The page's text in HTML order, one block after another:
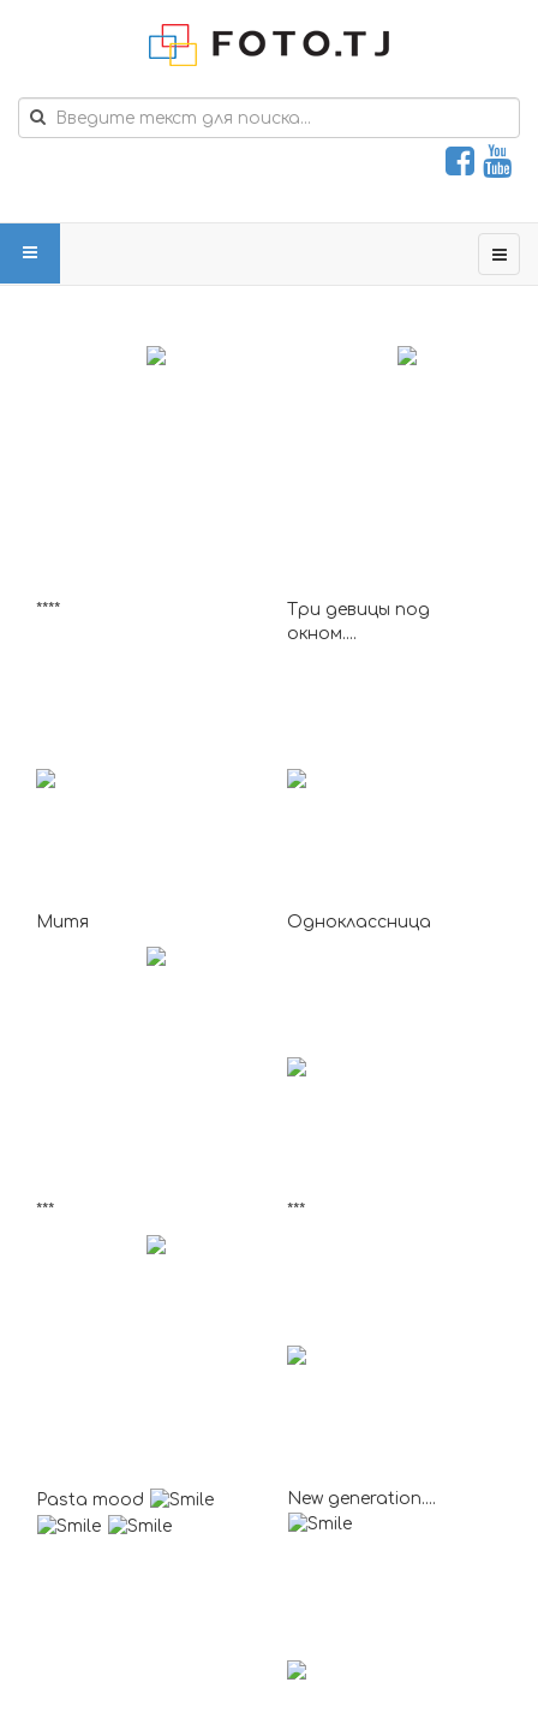
****
Три девицы под
окном....
Митя Одноклассница
*** ***
Pasta mood New generation....